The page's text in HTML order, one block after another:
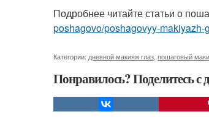
Подробнее читайте статьи о
poshagovo/poshagovyy-makiyazh-
Категории: дневной макияж глаз пошаговый
Понравилось? Поделитесь с